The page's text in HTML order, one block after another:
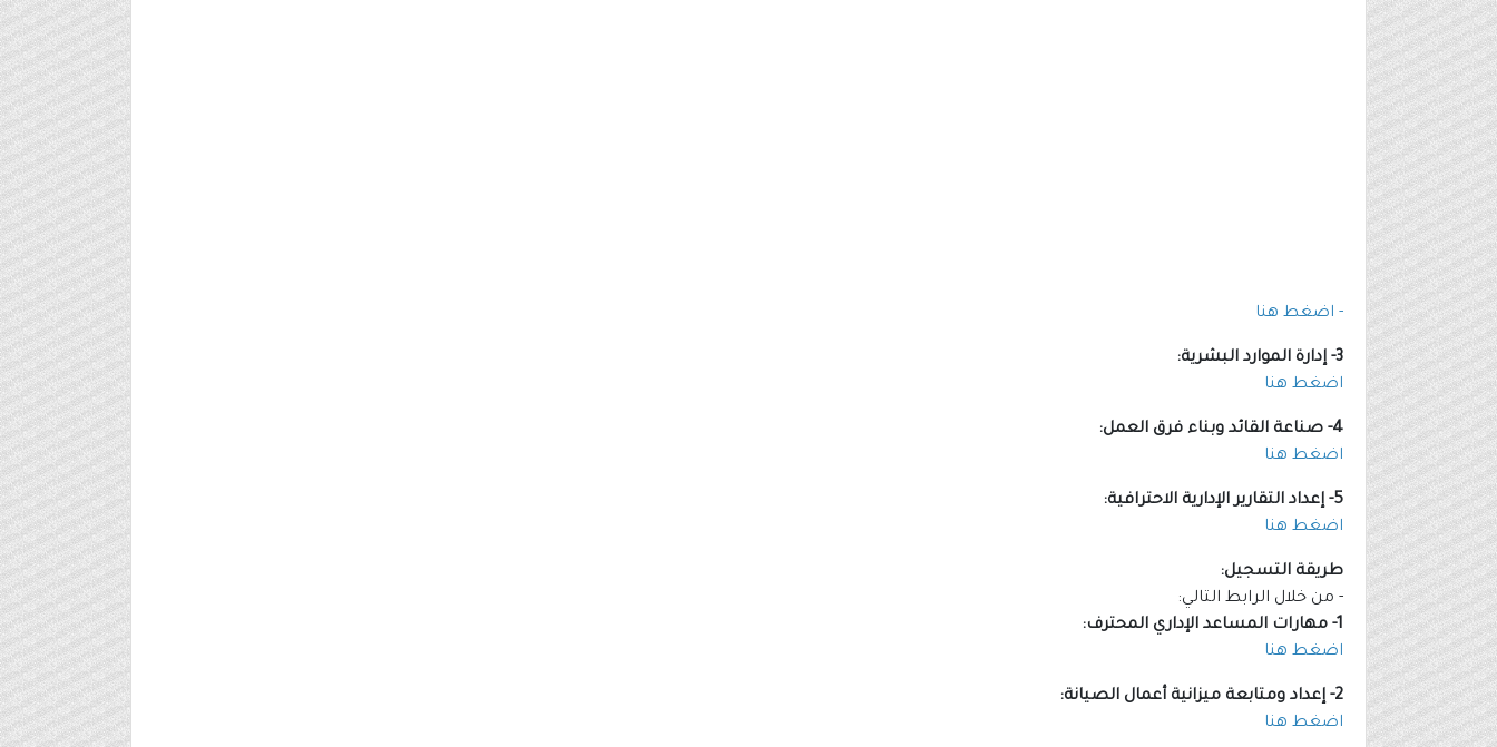
- اضغط هنا
3- إدارة الموارد البشرية:
اضغط هنا
4- صناعة القائد وبناء فرق العمل:
اضغط هنا
5- إعداد التقارير الإدارية الاحترافية:
اضغط هنا
طريقة التسجيل:
- من خلال الرابط التالي:
1- مهارات المساعد الإداري المحترف:
اضغط هنا
2- إعداد ومتابعة ميزانية أعمال الصيانة:
اضغط هنا